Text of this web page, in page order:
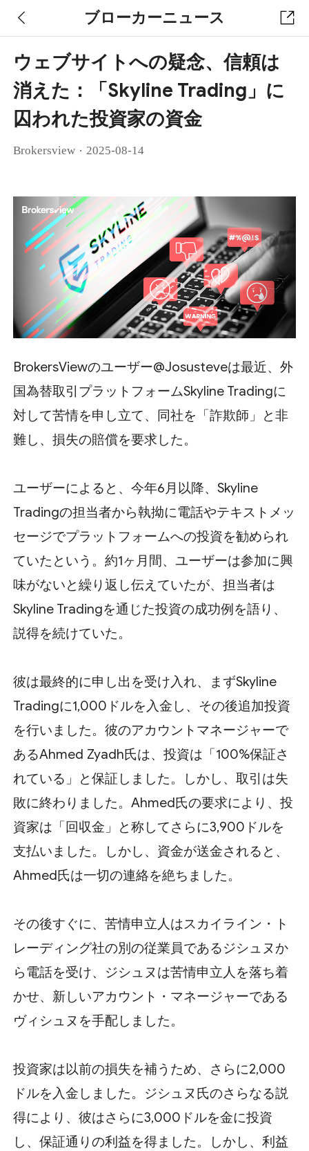
ブローカーニュース
ウェブサイトへの疑念、信頼は
消えた：「Skyline Trading」に
囚われた投資家の資金
Brokersview · 2025-08-14
BrokersViewのユーザー@Josusteveは最近、外
国為替取引プラットフォームSkyline Tradingに
対して苦情を申し立て、同社を「詐欺師」と非
難し、損失の賠償を要求した。
ユーザーによると、今年6月以降、Skyline
Tradingの担当者から執拗に電話やテキストメッ
セージでプラットフォームへの投資を勧められ
ていたという。約1ヶ月間、ユーザーは参加に興
味がないと繰り返し伝えていたが、担当者は
Skyline Tradingを通じた投資の成功例を語り、
説得を続けていた。
彼は最終的に申し出を受け入れ、まずSkyline
Tradingに1,000ドルを入金し、その後追加投資
を行いました。彼のアカウントマネージャーで
あるAhmed Zyadh氏は、投資は「100%保証さ
れている」と保証しました。しかし、取引は失
敗に終わりました。Ahmed氏の要求により、投
資家は「回収金」と称してさらに3,900ドルを
支払いました。しかし、資金が送金されると、
Ahmed氏は一切の連絡を絶ちました。
その後すぐに、苦情申立人はスカイライン・ト
レーディング社の別の従業員であるジシュヌか
ら電話を受け、ジシュヌは苦情申立人を落ち着
かせ、新しいアカウント・マネージャーである
ヴィシュヌを手配しました。
投資家は以前の損失を補うため、さらに2,000
ドルを入金しました。ジシュヌ氏のさらなる説
得により、彼はさらに3,000ドルを金に投資
し、保証通りの利益を得ました。しかし、利益